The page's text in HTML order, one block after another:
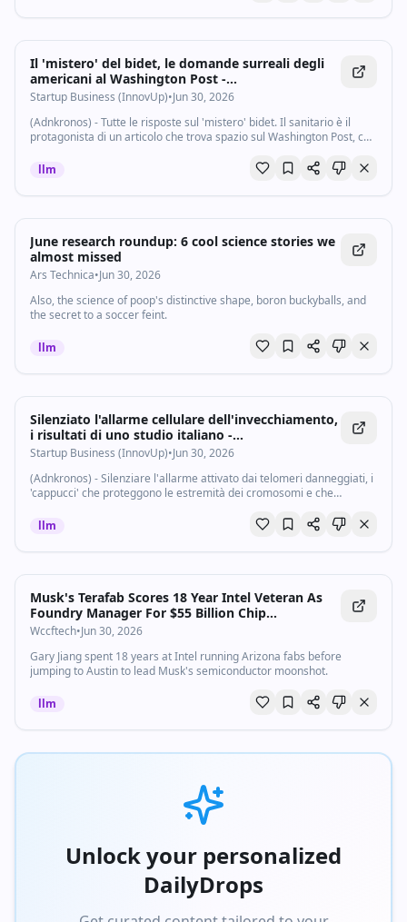
Il 'mistero' del bidet, le domande surreali degli
americani al Washington Post -
Startupbusiness.it
Startup Business (InnovUp)•Jun 30, 2026
(Adnkronos) - Tutte le risposte sul 'mistero' bidet. Il sanitario è il
protagonista di un articolo che trova spazio sul Washington Post, con
docente alla...
llm
June research roundup: 6 cool science stories we
almost missed
Ars Technica•Jun 30, 2026
Also, the science of poop's distinctive shape, boron buckyballs, and
the secret to a soccer feint.
llm
Silenziato l'allarme cellulare dell'invecchiamento,
i risultati di uno studio italiano -
Startupbusiness.it
Startup Business (InnovUp)•Jun 30, 2026
(Adnkronos) - Silenziare l'allarme attivato dai telomeri danneggiati, i
'cappucci' che proteggono le estremità dei cromosomi e che
delle cellule. E' il...
llm
Musk's Terafab Scores 18 Year Intel Veteran As
Foundry Manager For $55 Billion Chip
Manufacturing Project
Wccftech•Jun 30, 2026
Gary Jiang spent 18 years at Intel running Arizona fabs before
jumping to Austin to lead Musk's semiconductor moonshot.
llm
Unlock your personalized
DailyDrops